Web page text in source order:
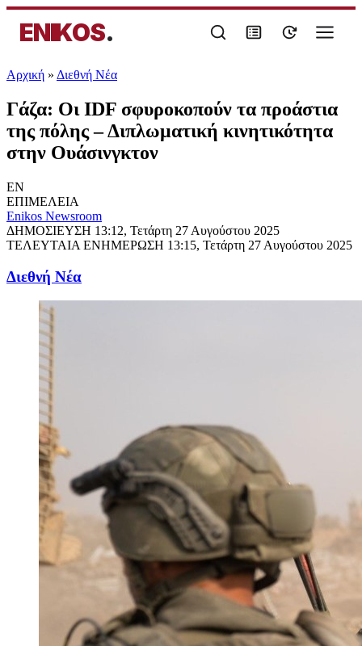
ENIKOS.
Αρχική » Διεθνή Νέα
Γάζα: Οι IDF σφυροκοπούν τα προάστια
της πόλης – Διπλωματική κινητικότητα
στην Ουάσινγκτον
EN
ΕΠΙΜΕΛΕΙΑ
Enikos Newsroom
ΔΗΜΟΣΙΕΥΣΗ 13:12, Τετάρτη 27 Αυγούστου 2025
ΤΕΛΕΥΤΑΙΑ ΕΝΗΜΕΡΩΣΗ 13:15, Τετάρτη 27 Αυγούστου 2025
Διεθνή Νέα